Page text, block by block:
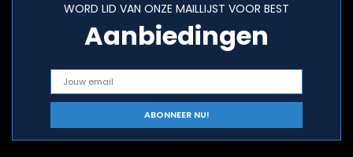
WORD LID VAN ONZE MAILLIJST VOOR BEST
Aanbiedingen